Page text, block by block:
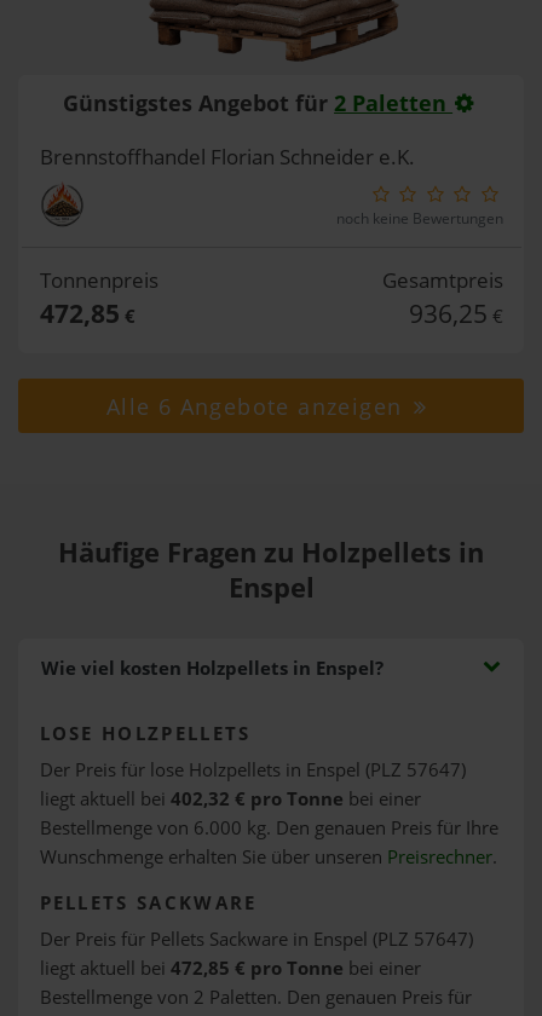
Günstigstes Angebot für 2 Paletten
Brennstoffhandel Florian Schneider e.K.
noch keine Bewertungen
Tonnenpreis
472,85 €
Gesamtpreis
936,25 €
Alle 6 Angebote anzeigen
Häufige Fragen zu Holzpellets in
Enspel
Wie viel kosten Holzpellets in Enspel?
LOSE HOLZPELLETS
Der Preis für lose Holzpellets in Enspel (PLZ 57647)
liegt aktuell bei 402,32 € pro Tonne bei einer
Bestellmenge von 6.000 kg. Den genauen Preis für Ihre
Wunschmenge erhalten Sie über unseren Preisrechner.
PELLETS SACKWARE
Der Preis für Pellets Sackware in Enspel (PLZ 57647)
liegt aktuell bei 472,85 € pro Tonne bei einer
Bestellmenge von 2 Paletten. Den genauen Preis für